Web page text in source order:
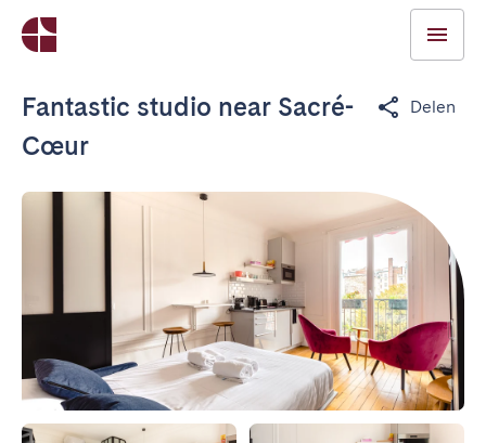
Fantastic studio near Sacré-
Cœur
Delen